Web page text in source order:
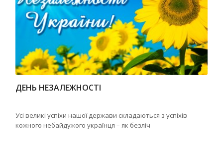
ДЕНЬ НЕЗАЛЕЖНОСТІ
Усі великі успіхи нашої держави складаються з успіхів
кожного небайдужого українця – як безліч